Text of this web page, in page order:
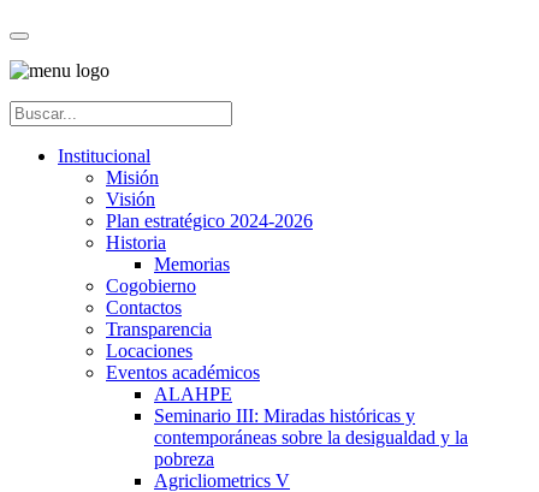
Institucional
Misión
Visión
Plan estratégico 2024-2026
Historia
Memorias
Cogobierno
Contactos
Transparencia
Locaciones
Eventos académicos
ALAHPE
Seminario III: Miradas históricas y
contemporáneas sobre la desigualdad y la
pobreza
Agricliometrics V